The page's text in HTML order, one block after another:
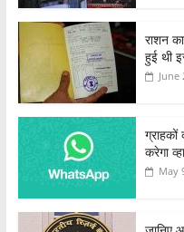
राशन
हुई थी
June
ग्राहकों
करेगा
May